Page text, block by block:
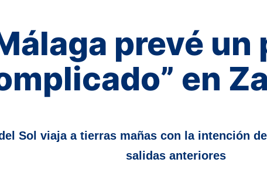
prevé
en
Sol viaja a tierras mañas con la intención
salidas anteriores